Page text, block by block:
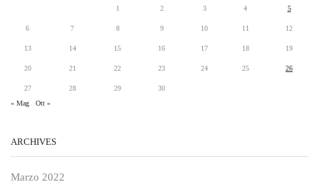
1 2 3 4 5
6 7 8 9 10 11 12
13 14 15 16 17 18 19
20 21 22 23 24 25 26
27 28 29
30
« Mag
Ott »
ARCHIVES
Marzo 2022